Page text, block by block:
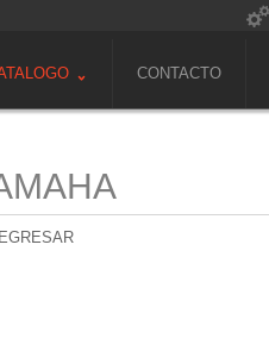
CONTACTO